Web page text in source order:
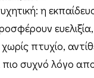
η
πτυχίο,
συχνό λόγο